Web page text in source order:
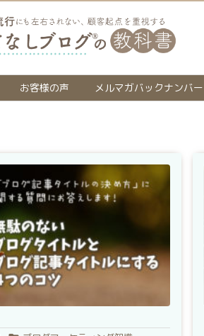
お客様の声 メルマガバックナンバー